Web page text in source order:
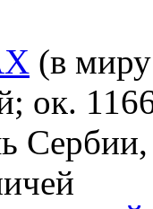
(в
ок.